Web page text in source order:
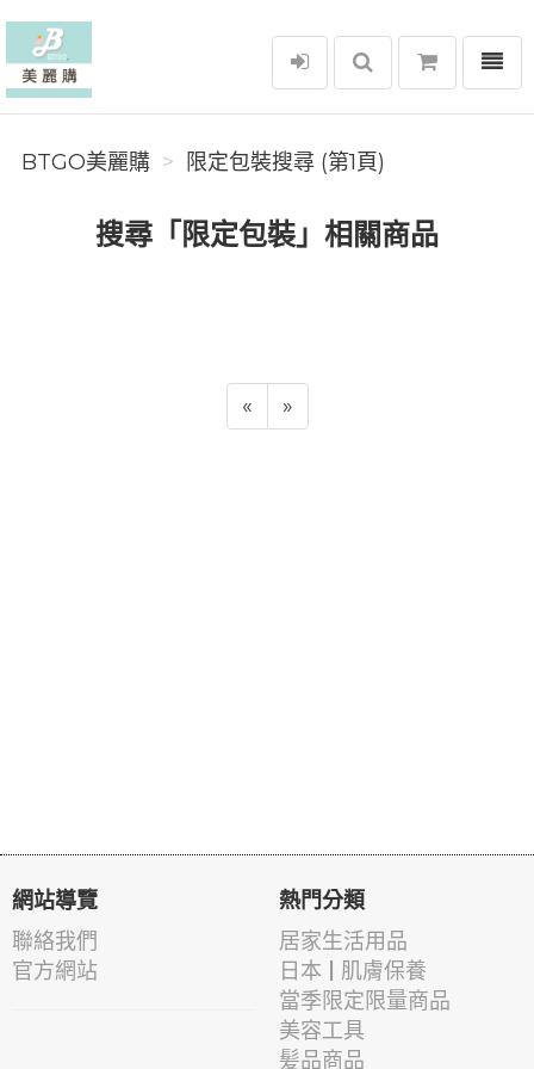
BTGO美麗購
選單
BTGO美麗購 限定包裝搜尋 (第1頁)
搜尋「限定包裝」相關商品
« »
網站導覽
聯絡我們
官方網站
熱門分類
居家生活用品
日本 | 肌膚保養
當季限定限量商品
美容工具
髪品商品